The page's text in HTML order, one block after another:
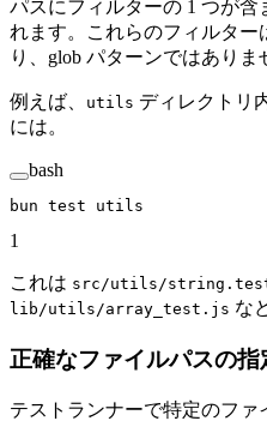
パスにフィルターの 1 つが
れます。これらのフィルタ
り、glob パターンではありま
例えば、 utils ディレクトリ
には。
bash
bun test utils
1
これは src/utils/
lib/utils/array_test.js な
正確なファイルパスの指
テストランナーで特定のフ